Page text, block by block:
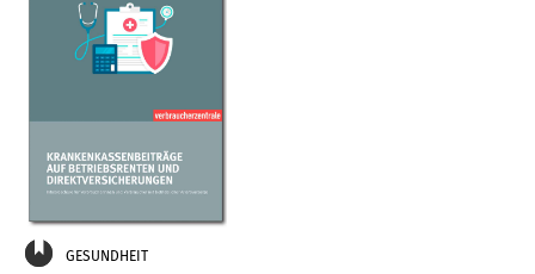
GESUNDHEIT